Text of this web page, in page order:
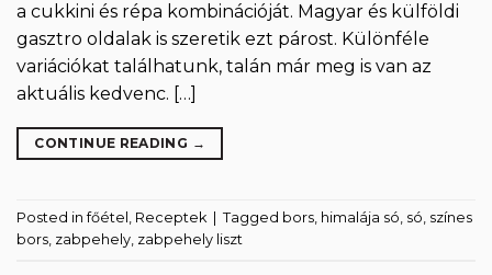
a cukkini és répa kombinációját. Magyar és külföldi
gasztro oldalak is szeretik ezt párost. Különféle
variációkat találhatunk, talán már meg is van az
aktuális kedvenc. […]
CONTINUE READING →
Posted infőétel , Receptek Tagged bors, himalája só, só, színes
bors, zabpehely, zabpehely liszt